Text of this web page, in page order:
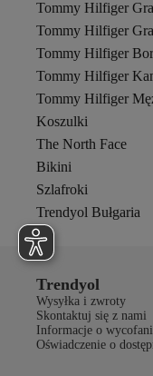
Tommy Hilfiger
Tommy Hilfiger
Tommy Hilfiger
Tommy Hilfiger
Tommy Hilfiger
Koszulki
The North Face
Bikini
Szlafroki
Trendyol Bułgaria
Trendyol
Wysyłka i zwroty
Skontaktuj się z nami
Informacje o
Oświadczenie o